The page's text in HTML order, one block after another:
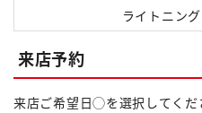
ライトニン
来店予約
来店ご希望日◯を選択してくだ